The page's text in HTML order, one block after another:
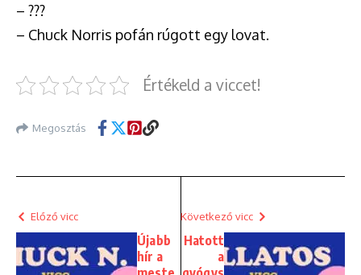
– ???
– Chuck Norris pofán rúgott egy lovat.
Értékeld a viccet!
Megosztás
Előző vicc
Újabb
hír a
Következő vicc
Hatott
a